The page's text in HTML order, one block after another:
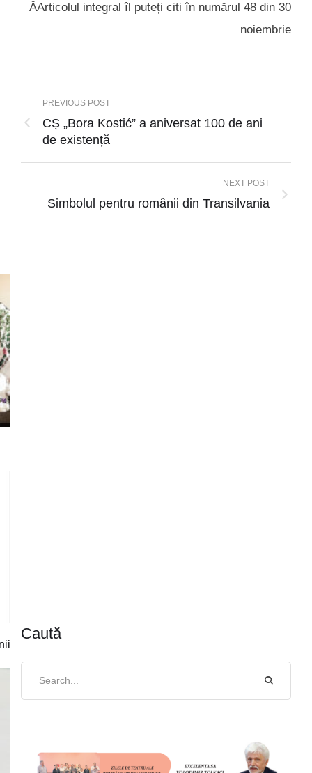
ĂArticolul integral îl puteți citi în numărul 48 din 30
noiembrie
PREVIOUS POST
CȘ „Bora Kostić” a aniversat 100 de ani
de existență
NEXT POST
Simbolul pentru românii din Transilvania
Caută